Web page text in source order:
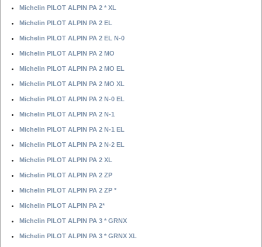
Michelin PILOT ALPIN PA 2 * XL
Michelin PILOT ALPIN PA 2 EL
Michelin PILOT ALPIN PA 2 EL N-0
Michelin PILOT ALPIN PA 2 MO
Michelin PILOT ALPIN PA 2 MO EL
Michelin PILOT ALPIN PA 2 MO XL
Michelin PILOT ALPIN PA 2 N-0 EL
Michelin PILOT ALPIN PA 2 N-1
Michelin PILOT ALPIN PA 2 N-1 EL
Michelin PILOT ALPIN PA 2 N-2 EL
Michelin PILOT ALPIN PA 2 XL
Michelin PILOT ALPIN PA 2 ZP
Michelin PILOT ALPIN PA 2 ZP *
Michelin PILOT ALPIN PA 2*
Michelin PILOT ALPIN PA 3 * GRNX
Michelin PILOT ALPIN PA 3 * GRNX XL